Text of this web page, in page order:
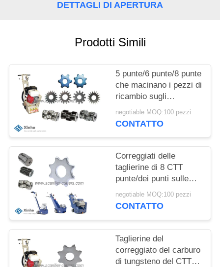
PREVENTIVO
MAPPA
DEL
SITO
NORME
SULLA
PRIVACY
DETTAGLI DI APERTURA
Prodotti Simili
5 punte/6 punte/8 punte
che macinano i pezzi di
ricambio sugli
scarificatori delle
piallatrici del pavimento
negotiable MOQ:100 pezzi
CONTATTO
Correggiati delle
taglierine di 8 CTT
punte/dei punti sulle
piallatrici concrete
dello scarificatore del
negotiable MOQ:100 pezzi
CONTATTO
Taglierine del
correggiato del carburo
di tungsteno del CTT